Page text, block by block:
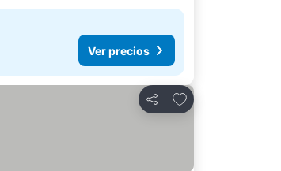
Ver precios
Compartir
Agregar a favoritos